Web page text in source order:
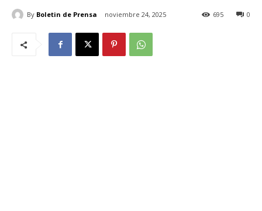
By Boletin de Prensa noviembre 24, 2025 0
695